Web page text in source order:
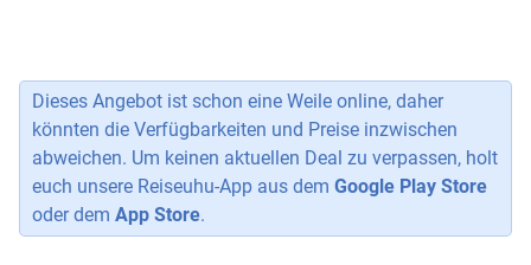
Dieses Angebot ist schon eine Weile online, daher
könnten die Verfügbarkeiten und Preise inzwischen
abweichen. Um keinen aktuellen Deal zu verpassen, holt
euch unsere Reiseuhu-App aus dem Google Play Store
oder dem App Store.